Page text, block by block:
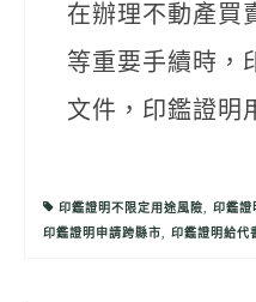
在辦理不動產買
等重要手續時，
文件，印鑑證明
印鑑證明不限定用途風險, 印鑑證
印鑑證明申請跨縣市, 印鑑證明給代